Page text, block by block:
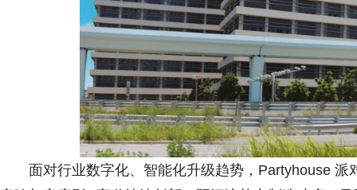
面对行业数字化、智能化升级趋势，Partyhouse